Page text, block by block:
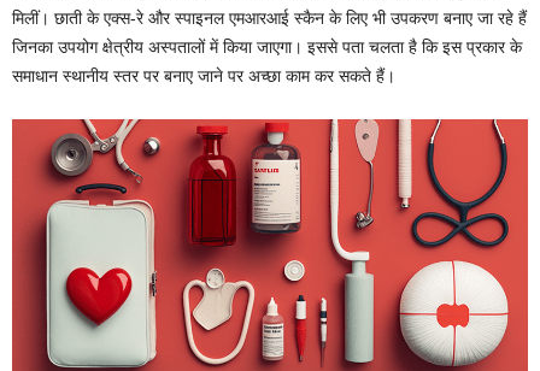
मिलीं। छाती के एक्स-रे और स्पाइनल एमआरआई स्कैन के लिए भी उपकरण बनाए जा रहे हैं
जिनका उपयोग क्षेत्रीय अस्पतालों में किया जाएगा। इससे पता चलता है कि इस प्रकार के
समाधान स्थानीय स्तर पर बनाए जाने पर अच्छा काम कर सकते हैं।